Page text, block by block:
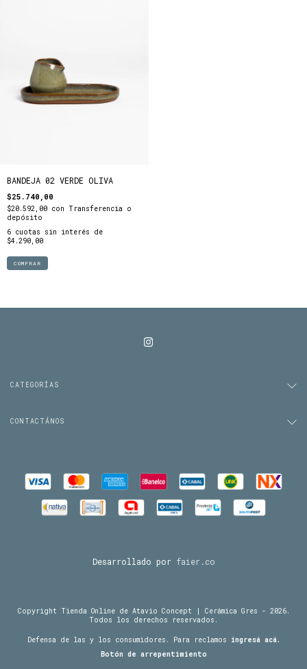
BANDEJA 02 VERDE OLIVA
$25.740,00
$20.592,00 con Transferencia o
depósito
6 cuotas sin interés de
$4.290,00
COMPRAR
CATEGORÍAS
CONTACTÁNOS
Desarrollado por faier.co
Copyright Tienda Online de Atavio Concept | Cerámica Gres - 2026.
Todos los derechos reservados.
Defensa de las y los consumidores. Para reclamos
ingresá acá.
Botón de arrepentimiento